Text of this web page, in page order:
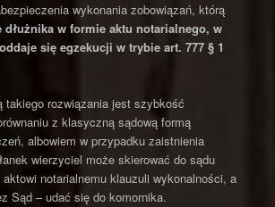
wykonania zobowiązań, którą
dłużnika w formie aktu notarialnego, w
się egzekucji w trybie art. 777 § 1
takiego rozwiązania jest szybkość
z klasyczną sądową formą
albowiem w przypadku zaistnienia
wierzyciel może skierować do sądu
notarialnemu klauzuli wykonalności, a
Sąd – udać się do komornika.